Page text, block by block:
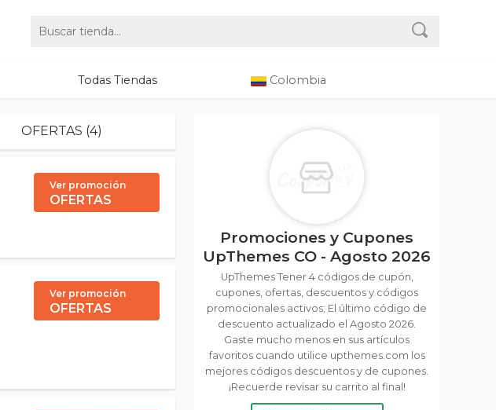
Todas Tiendas Colombia
OFERTAS (4)
Ver promoción
OFERTAS
Ver promoción
OFERTAS
Promociones y Cupones
UpThemes CO - Agosto 2026
UpThemes Tener 4 códigos de cupón,
cupones, ofertas, descuentos y códigos
promocionales activos; El último código de
descuento actualizado el Agosto 2026.
Gaste mucho menos en sus artículos
favoritos cuando utilice upthemes.com los
mejores códigos descuentos y de cupones.
¡Recuerde revisar su carrito al final!